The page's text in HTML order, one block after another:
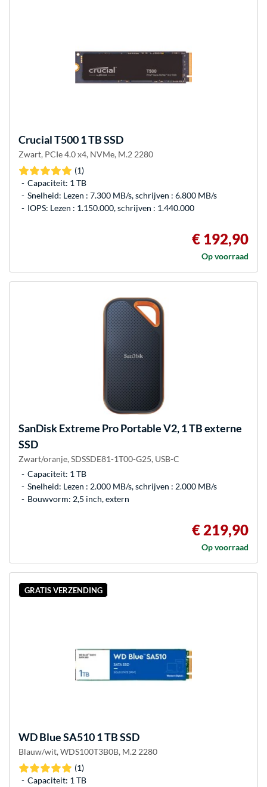
CrucialT500 1 TB SSD
Zwart, PCIe 4.0 x4, NVMe, M.2 2280
(1)
Capaciteit: 1 TB
Snelheid: Lezen : 7.300 MB/s, schrijven : 6.800 MB/s
IOPS: Lezen : 1.150.000, schrijven : 1.440.000
€ 192,90
Op voorraad
SanDiskExtreme Pro Portable V2, 1 TB externe
SSD
Zwart/oranje, SDSSDE81-1T00-G25, USB-C
Capaciteit: 1 TB
Snelheid: Lezen : 2.000 MB/s, schrijven : 2.000 MB/s
Bouwvorm: 2,5 inch, extern
€ 219,90
Op voorraad
GRATIS VERZENDING
WDBlue SA510 1 TB SSD
Blauw/wit, WDS100T3B0B, M.2 2280
(1)
Capaciteit: 1 TB